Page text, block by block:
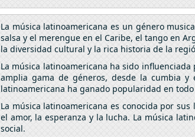
La música latinoamericana es un género
salsa y el merengue en el Caribe, el tango en
la diversidad cultural y la rica historia de la
La música latinoamericana ha sido
amplia gama de géneros, desde la cumbia y
latinoamericana ha ganado popularidad en
La música latinoamericana es conocida por
el amor, la esperanza y la lucha. La música
social.